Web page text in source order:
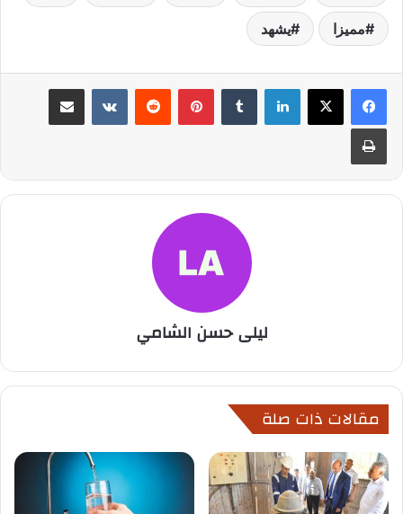
مميزا يشهد
لينكدإن بينتيريست مشاركة عبر البريد
طباعة
ليلى حسن الشامي
مقالات ذات صلة